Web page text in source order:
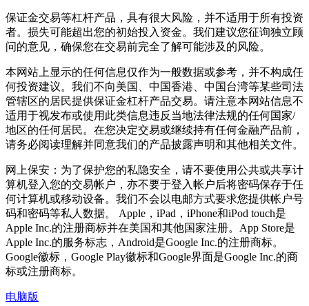
保证金交易等杠杆产品，具有很大风险，并不适用于所有投资
者。损失可能超出您的初始投入资金。我们建议您征询独立顾
问的意见，确保您在交易前完全了解可能涉及的风险。
本网站上显示的任何信息仅作为一般数据或参考，并不构成任
何投资建议。我们不向美国、中国香港、中国台湾等某些司法
管辖区的居民提供保证金杠杆产品交易。请注意本网站信息不
适用于视发布或使用此类信息违反当地法律法规的任何国家/
地区的任何居民。在您决定交易或继续持有任何金融产品前，
请务必阅读理解并同意我们的产品披露声明和其他相关文件。
网上保安：为了保护您的私隐安全，请不要使用公共或共享计
算机登入您的交易帐户，亦不要于登入帐户后将密码保存于任
何计算机或移动设备。我们不会以电邮方式要求您提供帐户号
码和密码等私人数据。 Apple，iPad，iPhone和iPod touch是
Apple Inc.的注册商标并在美国和其他国家注册。App Store是
Apple Inc.的服务标志，Android是Google Inc.的注册商标。
Google徽标，Google Play徽标和Google界面是Google Inc.的商
标或注册商标。
电脑版